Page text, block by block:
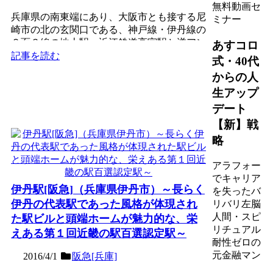
兵庫県の南東端にあり、大阪市とも接する尼
崎市の北の玄関口である、神戸線・伊丹線の
２面３線の地上駅。近江鉄道高宮駅と逆アン
グルの大胆な三角ホー...
記事を読む
伊丹駅[阪急]（兵庫県伊丹市）～長らく
伊丹の代表駅であった風格が体現され
た駅ビルと頭端ホームが魅力的な、栄
えある第１回近畿の駅百選認定駅～
2016/4/1 阪急[兵庫]
無料動画セ
ミナー
あすコロ
式・40代
からの人
生アップ
デート
【新】戦
略
アラフォー
でキャリア
を失ったバ
リバリ左脳
人間・スピ
リチュアル
耐性ゼロの
元金融マン